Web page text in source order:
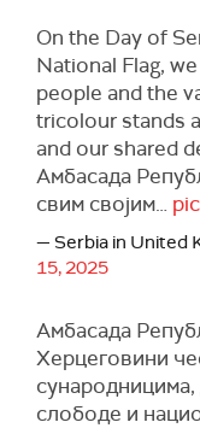
On the Day of
National Flag,
people and the
tricolour stands
and our shared
Амбасада
свим својим…
— Serbia in United
15, 2025
Амбасада
Херцеговини
сународницима,
слободе и